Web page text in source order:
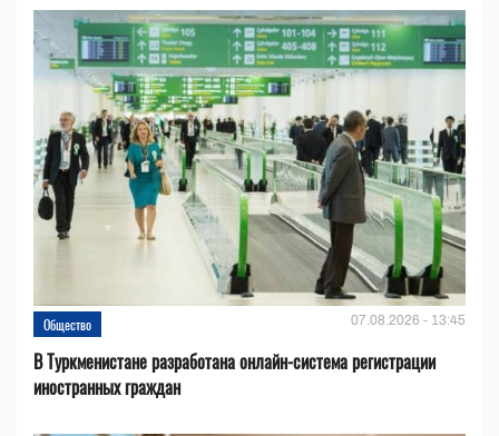
Общество 07.08.2026 - 13:45
В Туркменистане разработана онлайн-система регистрации
иностранных граждан